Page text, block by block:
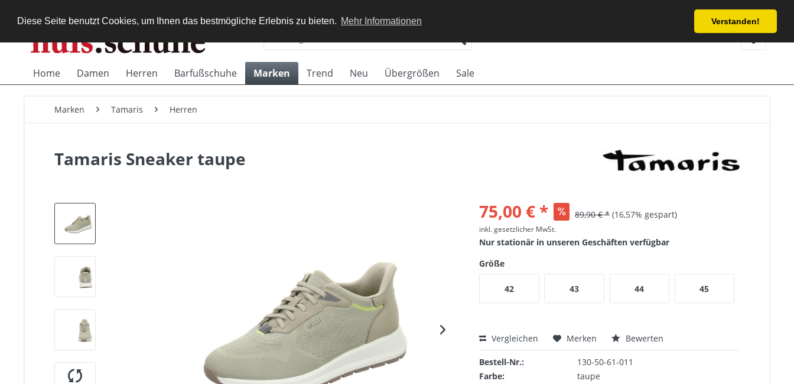
Diese Seite benutzt Cookies, um Ihnen das bestmögliche Erlebnis zu bieten. Mehr Informationen Verstanden!
Service/Hilfe
Home Damen Herren Barfußschuhe Marken Trend Neu Übergrößen Sale
Marken Tamaris Herren
Tamaris Sneaker taupe
75,00 € * 89,90 € * (16,57% gespart)
inkl. gesetzlicher MwSt.
Nur stationär in unseren Geschäften verfügbar
Größe
42 43 44 45
Vergleichen Merken Bewerten
Bestell-Nr.:
130-50-61-011
Farbe:
taupe